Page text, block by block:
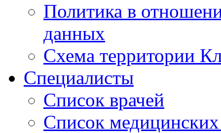
Политика в
данных
Схема территории
Специалисты
Список врачей
Список медицинских